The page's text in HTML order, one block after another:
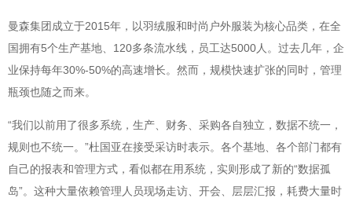
曼森集团成立于2015年，以羽绒服和时尚户外服装为核心品类，在全
国拥有5个生产基地、120多条流水线，员工达5000人。过去几年，企
业保持每年30%-50%的高速增长。然而，规模快速扩张的同时，管理
瓶颈也随之而来。
“我们以前用了很多系统，生产、财务、采购各自独立，数据不统一，
规则也不统一。”杜国亚在接受采访时表示。各个基地、各个部门都有
自己的报表和管理方式，看似都在用系统，实则形成了新的“数据孤
岛”。这种大量依赖管理人员现场走访、开会、层层汇报，耗费大量时